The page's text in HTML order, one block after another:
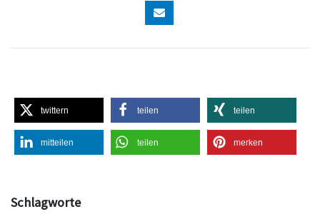
twittern teilen teilen
mitteilen teilen merken
Schlagworte